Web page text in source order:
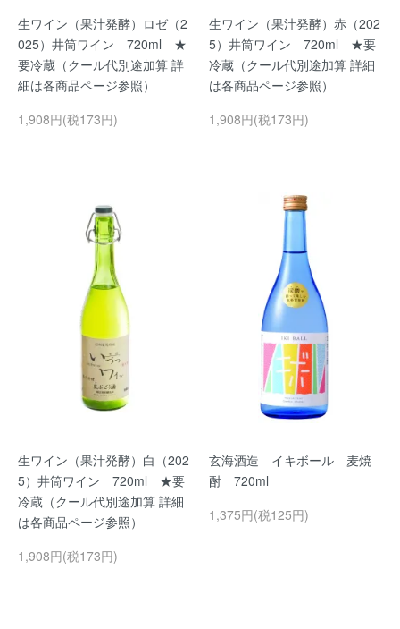
生ワイン（果汁発酵）ロゼ（2
025）井筒ワイン 720ml ★
要冷蔵（クール代別途加算 詳
細は各商品ページ参照）
1,908円(税173円)
生ワイン（果汁発酵）赤（202
5）井筒ワイン 720ml ★要
冷蔵（クール代別途加算 詳細
は各商品ページ参照）
1,908円(税173円)
生ワイン（果汁発酵）白（202
5）井筒ワイン 720ml ★要
冷蔵（クール代別途加算 詳細
は各商品ページ参照）
1,908円(税173円)
玄海酒造 イキボール 麦焼
酎 720ml
1,375円(税125円)